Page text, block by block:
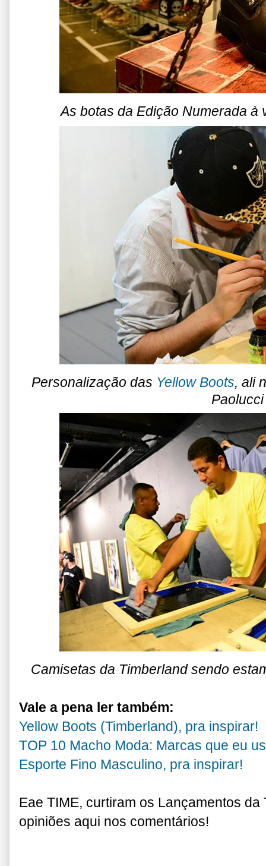
As botas da Edição Numerada à
Personalização das Yellow Boots, ali
Paolucci
Camisetas da Timberland sendo
Vale a pena ler também:
Yellow Boots (Timberland), pra inspirar!
TOP 10 Macho Moda: Marcas que eu
Esporte Fino Masculino, pra inspirar!
Eae TIME, curtiram os Lançamentos
opiniões aqui nos comentários!